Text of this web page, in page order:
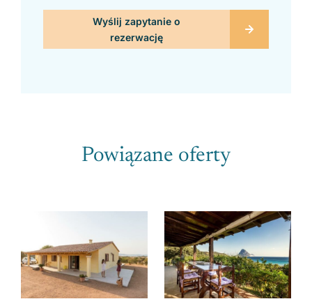
Powiązane oferty